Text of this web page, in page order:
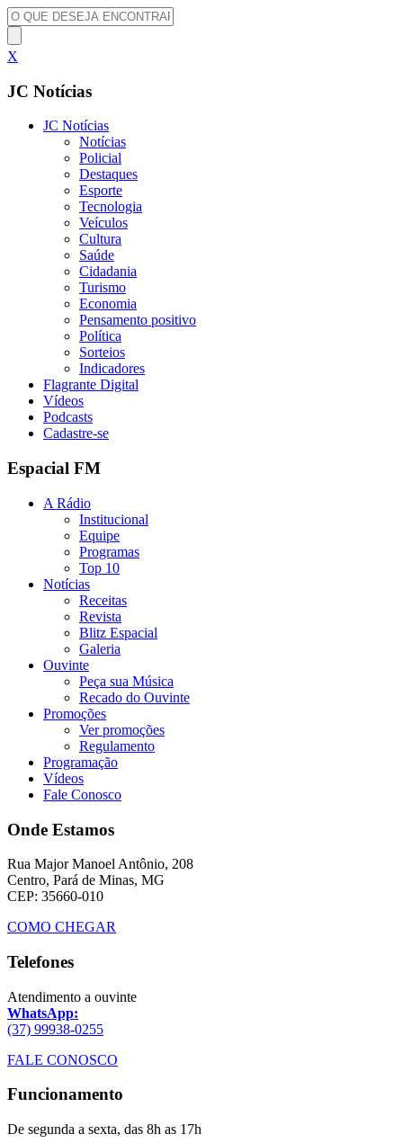
X
JC Notícias
JC Notícias
Notícias
Policial
Destaques
Esporte
Tecnologia
Veículos
Cultura
Saúde
Cidadania
Turismo
Economia
Pensamento positivo
Política
Sorteios
Indicadores
Flagrante Digital
Vídeos
Podcasts
Cadastre-se
Espacial FM
A Rádio
Institucional
Equipe
Programas
Top 10
Notícias
Receitas
Revista
Blitz Espacial
Galeria
Ouvinte
Peça sua Música
Recado do Ouvinte
Promoções
Ver promoções
Regulamento
Programação
Vídeos
Fale Conosco
Onde Estamos
Rua Major Manoel Antônio, 208
Centro, Pará de Minas, MG
CEP: 35660-010
COMO CHEGAR
Telefones
Atendimento a ouvinte
WhatsApp:
(37) 99938-0255
FALE CONOSCO
Funcionamento
De segunda a sexta, das 8h as 17h